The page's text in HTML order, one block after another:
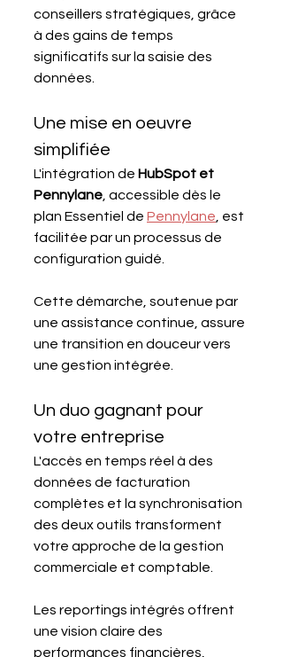
conseillers stratégiques, grâce
à des gains de temps
significatifs sur la saisie des
données.
Une mise en oeuvre
simplifiée
L'intégration de HubSpot et
Pennylane , accessible dès le
plan Essentiel de Pennylane , est
facilitée par un processus de
configuration guidé.
Cette démarche, soutenue par
une assistance continue, assure
une transition en douceur vers
une gestion intégrée.
Un duo gagnant pour
votre entreprise
L'accès en temps réel à des
données de facturation
complètes et la synchronisation
des deux outils transforment
votre approche de la gestion
commerciale et comptable.
Les reportings intégrés offrent
une vision claire des
performances financières,